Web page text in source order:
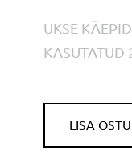
UKSE
LISA